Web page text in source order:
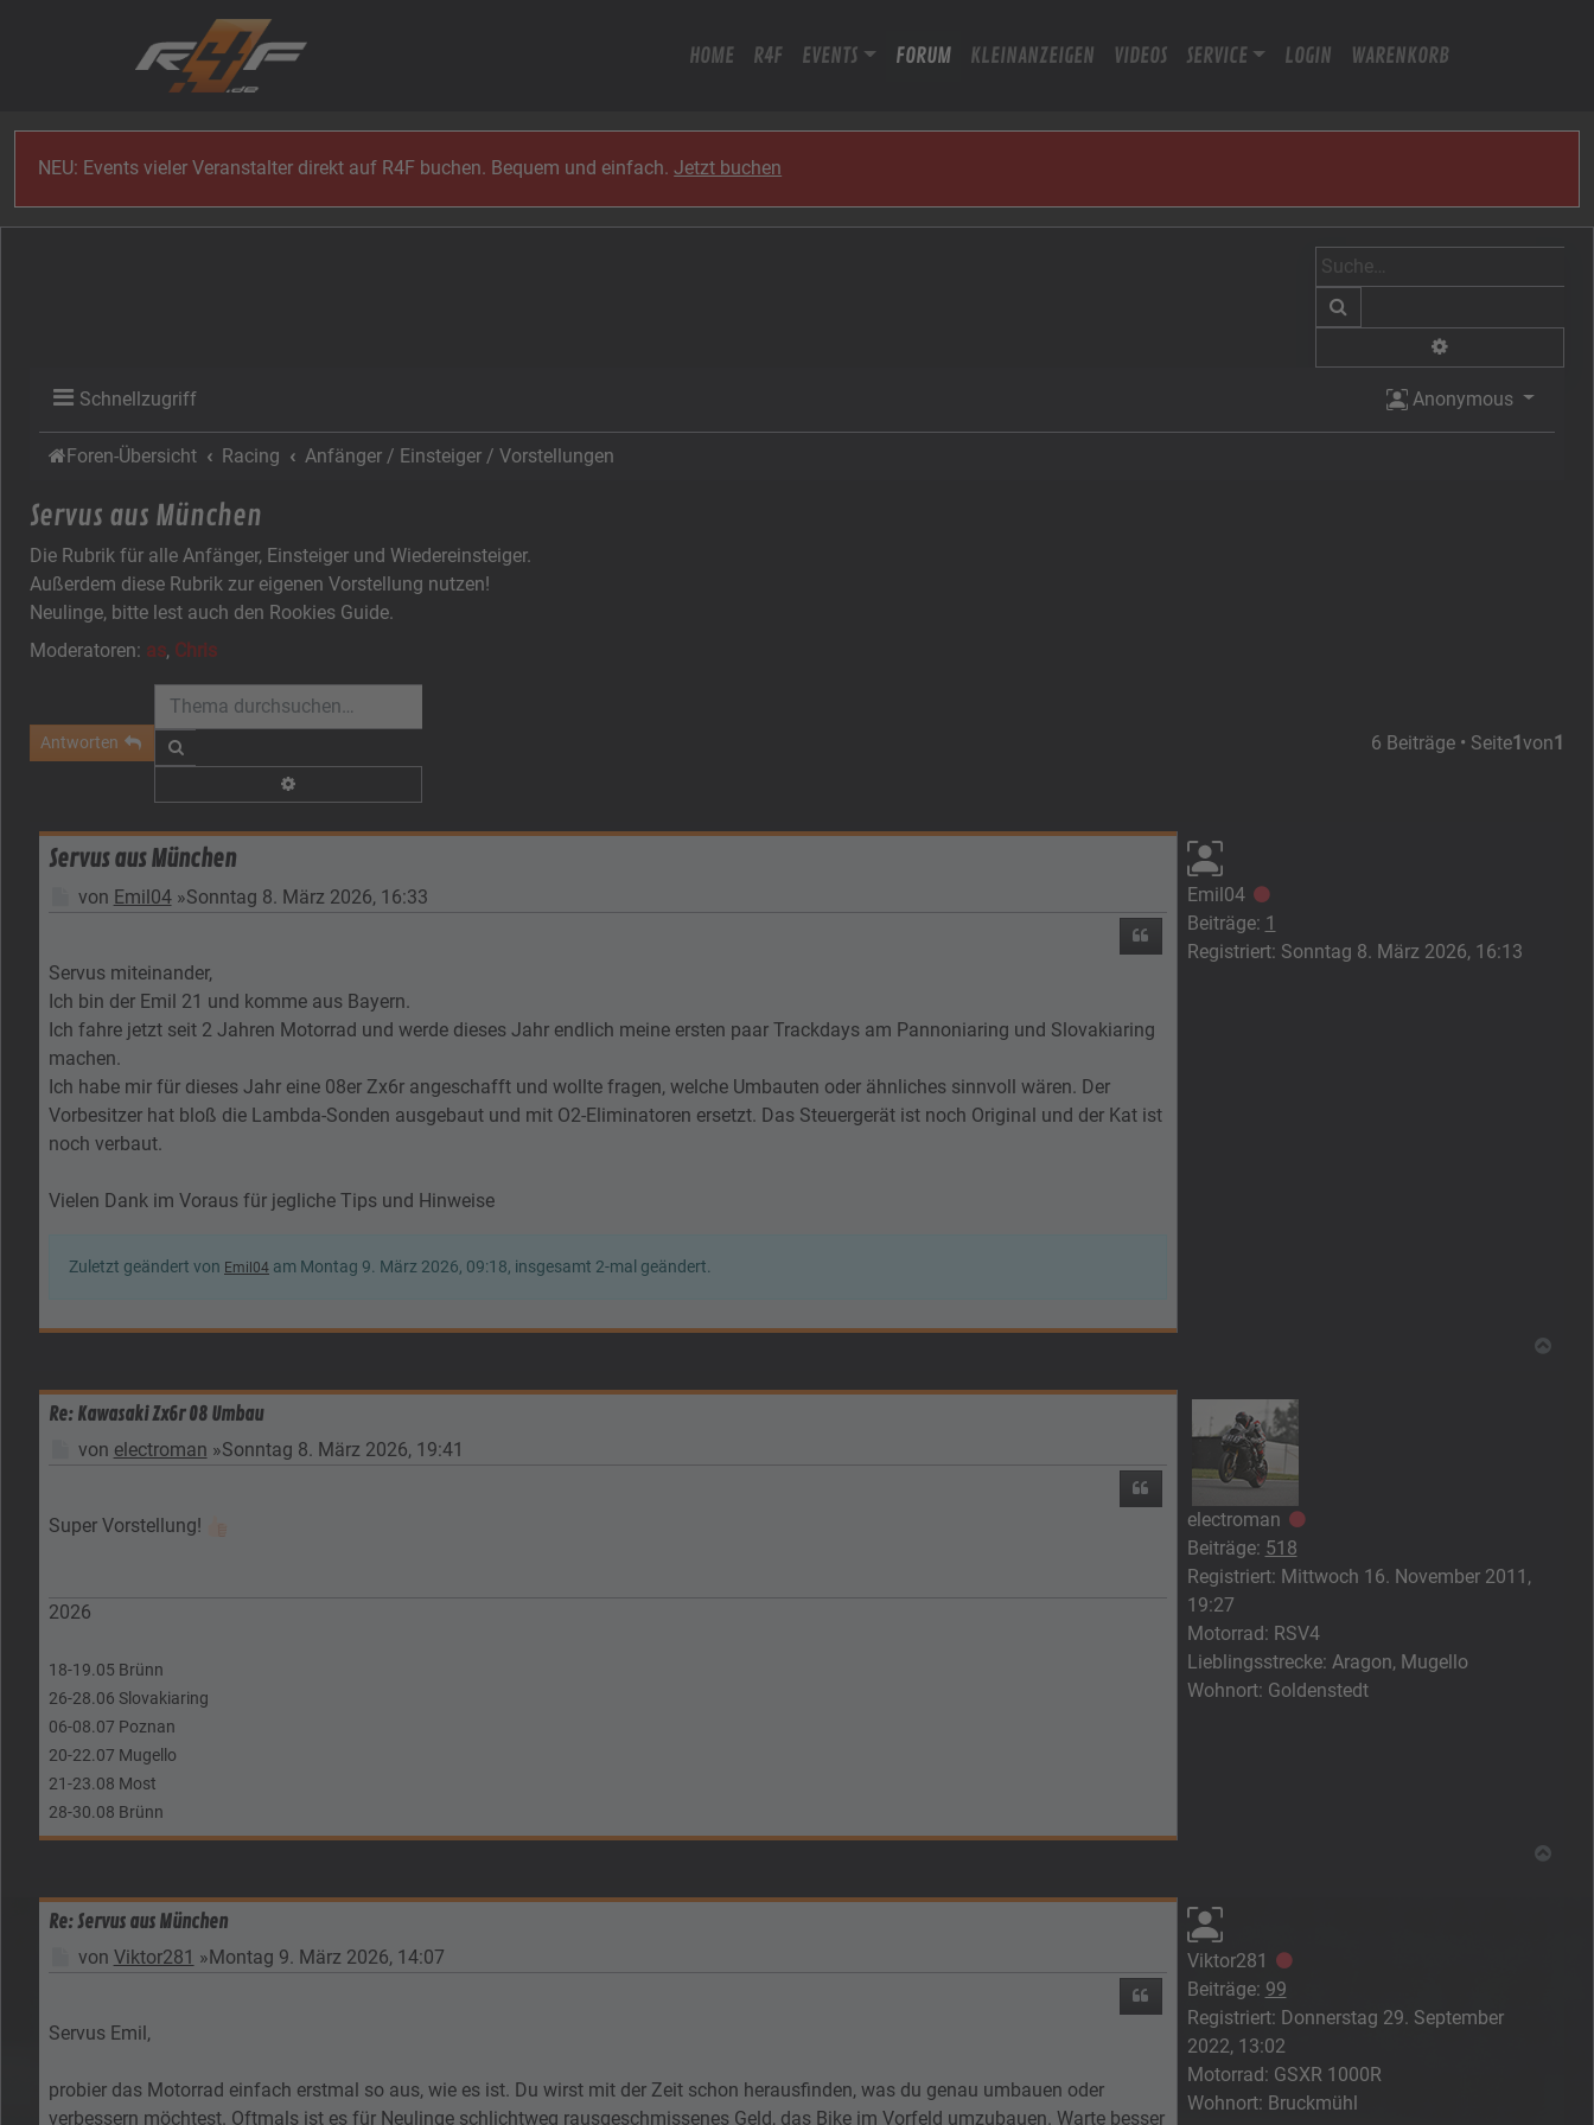
HOME R4F EVENTS FORUM KLEINANZEIGEN VIDEOS SERVICE LOGIN WARENKORB
NEU: Events vieler Veranstalter direkt auf R4F buchen. Bequem und einfach.Jetzt buchen
Schnellzugriff Anonymous
Foren-Übersicht Racing Anfänger / Einsteiger / Vorstellungen
Servus aus München
Die Rubrik für alle Anfänger, Einsteiger und Wiedereinsteiger.
Außerdem diese Rubrik zur eigenen Vorstellung nutzen!
Neulinge, bitte lest auch den Rookies Guide.
Moderatoren: as, Chris
Antworten 6 Beiträge • Seite1von1
Emil04 Offline
Beiträge: 1
Registriert: Sonntag 8. März 2026, 16:13
Servus aus München
Beitrag
von Emil04»Sonntag 8. März 2026, 16:33
Zitieren
Servus miteinander,
Ich bin der Emil 21 und komme aus Bayern.
Ich fahre jetzt seit 2 Jahren Motorrad und werde dieses Jahr endlich meine ersten paar Trackdays am Pannoniaring und Slovakiaring
machen.
Ich habe mir für dieses Jahr eine 08er Zx6r angeschafft und wollte fragen, welche Umbauten oder ähnliches sinnvoll wären. Der
Vorbesitzer hat bloß die Lambda-Sonden ausgebaut und mit O2-Eliminatoren ersetzt. Das Steuergerät ist noch Original und der Kat ist
noch verbaut.
Vielen Dank im Voraus für jegliche Tips und Hinweise
Zuletzt geändert von Emil04 am Montag 9. März 2026, 09:18, insgesamt 2-mal geändert.
electroman Offline
Beiträge: 518
Registriert: Mittwoch 16. November 2011,
19:27
Motorrad: RSV4
Lieblingsstrecke: Aragon, Mugello
Wohnort: Goldenstedt
Re: Kawasaki Zx6r 08 Umbau
Beitrag
von electroman »Sonntag 8. März 2026, 19:41
Super Vorstellung!
2026
18-19.05 Brünn
26-28.06 Slovakiaring
06-08.07 Poznan
20-22.07 Mugello
21-23.08 Most
28-30.08 Brünn
Viktor281 Offline
Beiträge: 99
Registriert: Donnerstag 29. September
2022, 13:02
Motorrad: GSXR 1000R
Wohnort: Bruckmühl
Re: Servus aus München
Beitrag
von Viktor281 »Montag 9. März 2026, 14:07
Zitieren
Servus Emil,
probier das Motorrad einfach erstmal so aus, wie es ist. Du wirst mit der Zeit schon herausfinden, was du genau umbauen oder
verbessern möchtest. Oftmals ist es für Neulinge schlichtweg rausgeschmissenes Geld, das Bike im Vorfeld umzubauen. Warte besser